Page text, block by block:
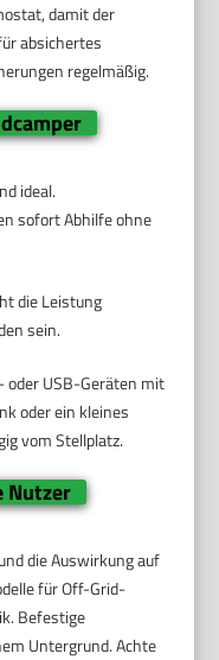
damit der
absichertes
regelmäßig.
ideal.
sofort Abhilfe ohne
die Leistung
sein.
oder USB-Geräten mit
oder ein kleines
vom Stellplatz.
Nutzer
die Auswirkung auf
für Off-Grid-
Befestige
Untergrund. Achte